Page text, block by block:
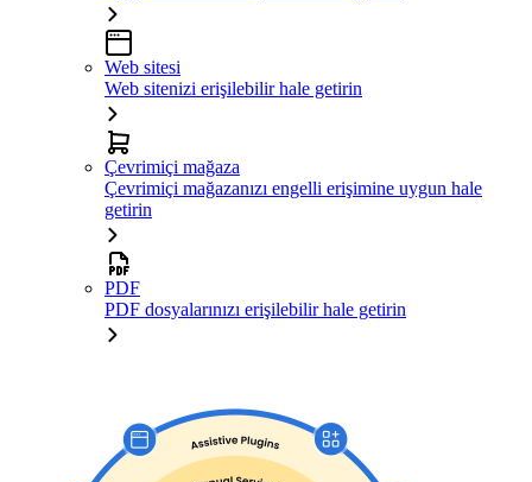
Web sitesi
Web sitenizi erişilebilir hale getirin
Çevrimiçi mağaza
Çevrimiçi mağazanızı engelli erişimine uygun hale
getirin
PDF
PDF dosyalarınızı erişilebilir hale getirin